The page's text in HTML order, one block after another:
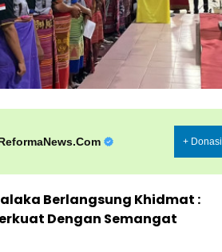
+ Donasi
Berlangsung Khidmat :
Dengan Semangat